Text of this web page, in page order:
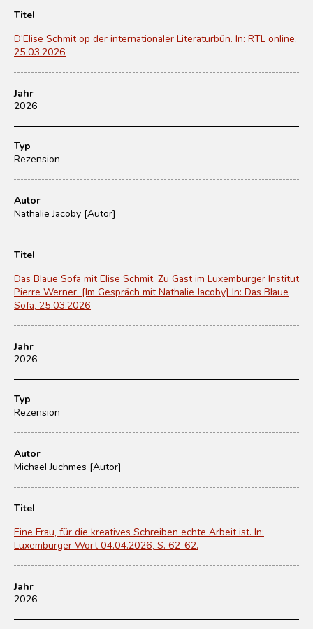
Titel
D’Elise Schmit op der internationaler Literaturbün. In: RTL online,
25.03.2026
Jahr
2026
Typ
Rezension
Autor
Nathalie Jacoby [Autor]
Titel
Das Blaue Sofa mit Elise Schmit. Zu Gast im Luxemburger Institut
Pierre Werner. [Im Gespräch mit Nathalie Jacoby] In: Das Blaue
Sofa, 25.03.2026
Jahr
2026
Typ
Rezension
Autor
Michael Juchmes [Autor]
Titel
Eine Frau, für die kreatives Schreiben echte Arbeit ist. In:
Luxemburger Wort 04.04.2026, S. 62-62.
Jahr
2026